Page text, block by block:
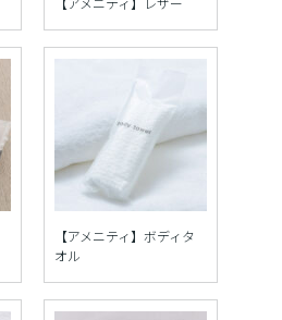
【アメニティ】ボディタ
オル